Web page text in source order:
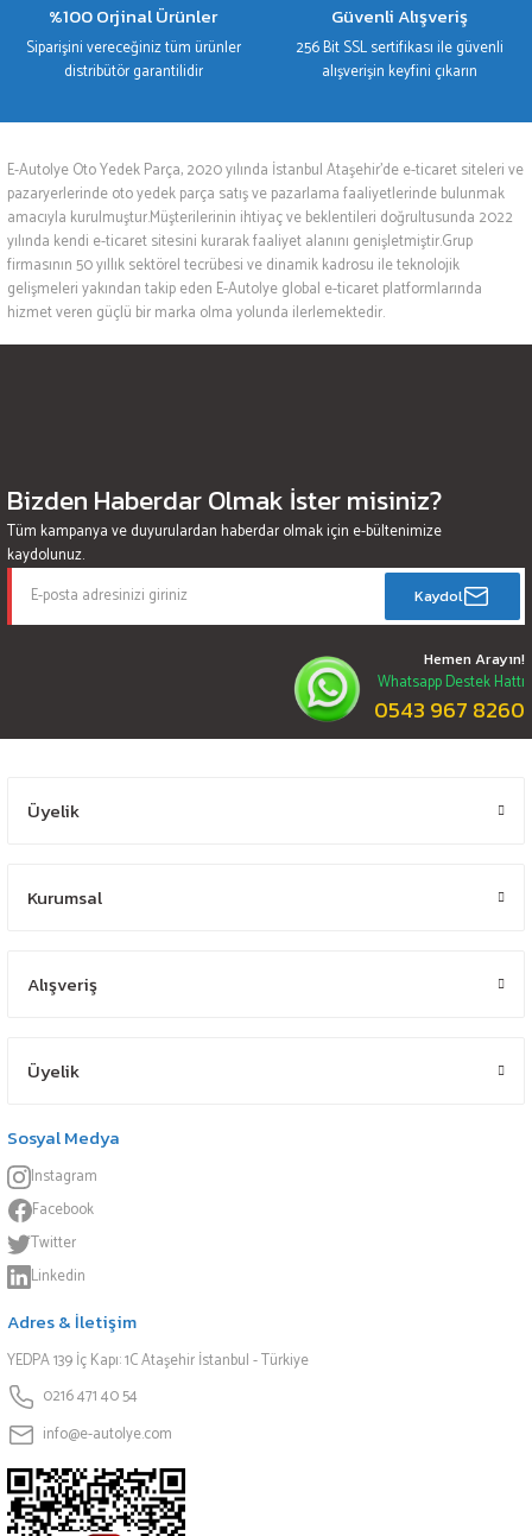
%100 Orjinal Ürünler
Siparişini vereceğiniz tüm ürünler
distribütör garantilidir
Güvenli Alışveriş
256 Bit SSL sertifikası ile güvenli
alışverişin keyfini çıkarın
E-Autolye Oto Yedek Parça, 2020 yılında İstanbul Ataşehir’de e-ticaret siteleri ve
pazaryerlerinde oto yedek parça satış ve pazarlama faaliyetlerinde bulunmak
amacıyla kurulmuştur.Müşterilerinin ihtiyaç ve beklentileri doğrultusunda 2022
yılında kendi e-ticaret sitesini kurarak faaliyet alanını genişletmiştir.Grup
firmasının 50 yıllık sektörel tecrübesi ve dinamik kadrosu ile teknolojik
gelişmeleri yakından takip eden E-Autolye global e-ticaret platformlarında
hizmet veren güçlü bir marka olma yolunda ilerlemektedir.
Bizden Haberdar Olmak İster misiniz?
Tüm kampanya ve duyurulardan haberdar olmak için e-bültenimize
kaydolunuz.
Kaydol
Hemen Arayın!
Whatsapp Destek Hattı
0543 967 8260
Üyelik
Kurumsal
Alışveriş
Üyelik
Sosyal Medya
Instagram
Facebook
Twitter
Linkedin
Adres & İletişim
YEDPA 139 İç Kapı: 1C Ataşehir İstanbul - Türkiye
0216 471 40 54
info@e-autolye.com